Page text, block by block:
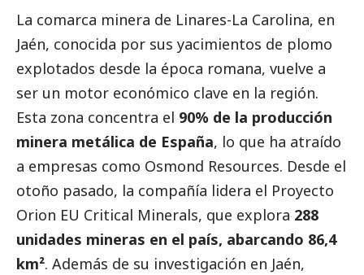
La comarca minera de Linares-La Carolina, en
Jaén, conocida por sus yacimientos de plomo
explotados desde la época romana, vuelve a
ser un motor económico clave en la región.
Esta zona concentra el 90% de la producción
minera metálica de España, lo que ha atraído
a empresas como Osmond Resources. Desde el
otoño pasado, la compañía lidera el Proyecto
Orion EU Critical Minerals, que explora 288
unidades mineras en el país, abarcando 86,4
km². Además de su investigación en Jaén,